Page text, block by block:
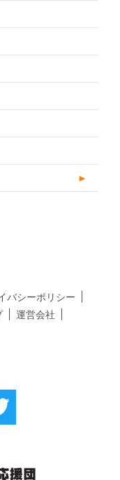
►
バシーポリシー
運営会社